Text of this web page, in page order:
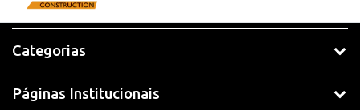
Categorias
Páginas Institucionais